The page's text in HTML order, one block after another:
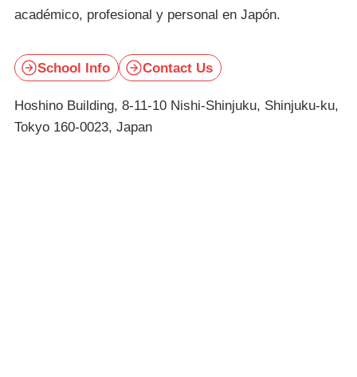
académico, profesional y personal en Japón.
School Info Contact Us
Hoshino Building, 8-11-10 Nishi-Shinjuku, Shinjuku-ku,
Tokyo 160-0023, Japan